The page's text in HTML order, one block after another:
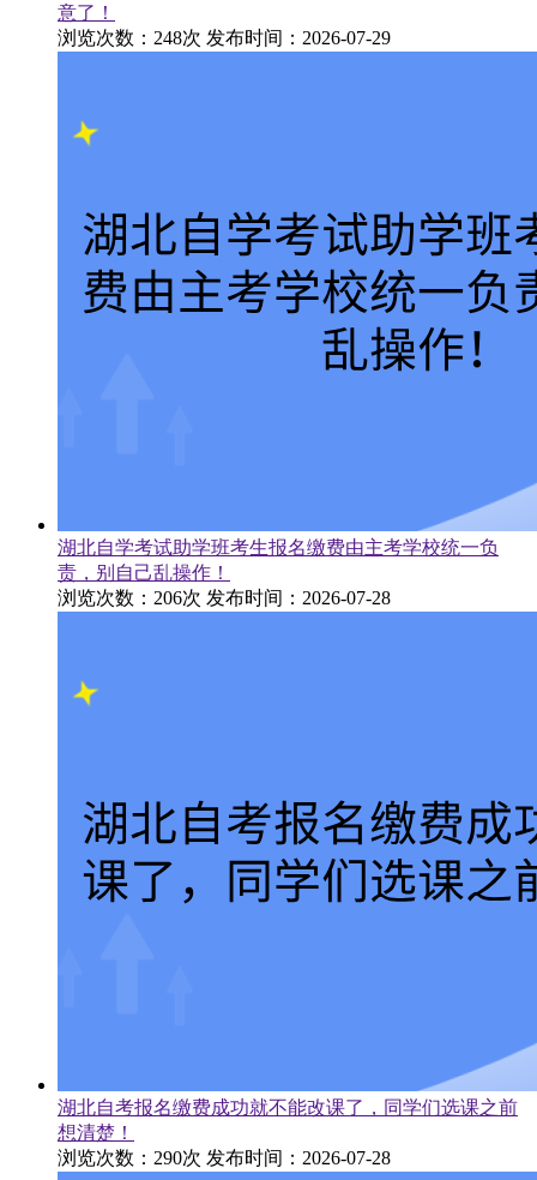
意了！
浏览次数：248次 发布时间：2026-07-29
湖北自学考试助学班考生报名缴费由主考学校统一负
责，别自己乱操作！
浏览次数：206次 发布时间：2026-07-28
湖北自考报名缴费成功就不能改课了，同学们选课之前
想清楚！
浏览次数：290次 发布时间：2026-07-28